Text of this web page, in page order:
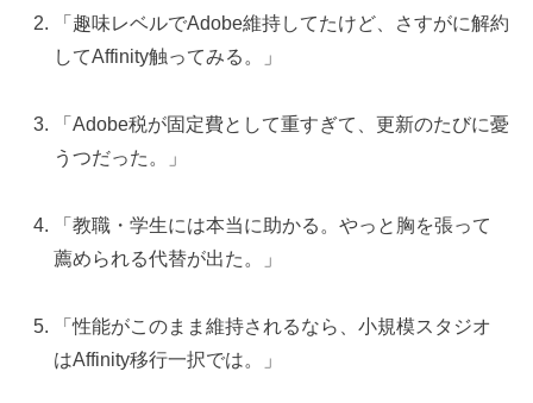
「趣味レベルでAdobe維持してたけど、さすがに解約
してAffinity触ってみる。」
「Adobe税が固定費として重すぎて、更新のたびに憂
うつだった。」
「教職・学生には本当に助かる。やっと胸を張って
薦められる代替が出た。」
「性能がこのまま維持されるなら、小規模スタジオ
はAffinity移行一択では。」